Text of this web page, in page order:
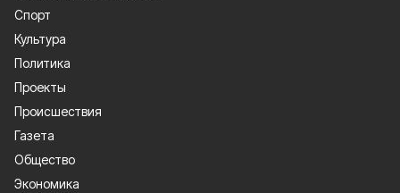
Спорт
Культура
Политика
Проекты
Происшествия
Газета
Общество
Экономика